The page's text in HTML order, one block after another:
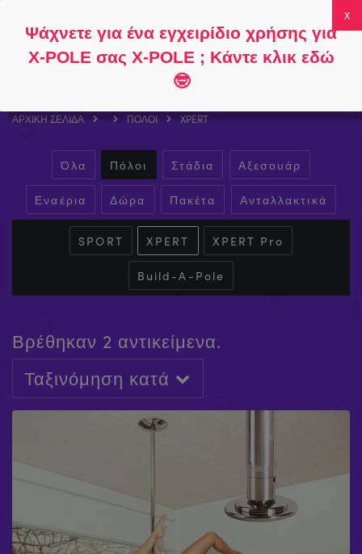
το
το
ερωτήσεις
μου
ΑΡΧΙΚΉ ΣΕΛΊΔΑ ΠΌΛΟΙ XPERT
Όλα Πόλοι Στάδια Αξεσουάρ
Εναέρια Δώρα Πακέτα Ανταλλακτικά
SPORT XPERT XPERT Pro
Build-A-Pole
Βρέθηκαν 2 αντικείμενα.
Ταξινόμηση κατά
Ψάχνετε για ένα εγχειρίδιο χρήσης για
X-POLE σας X-POLE ; Κάντε κλικ εδώ
🤓